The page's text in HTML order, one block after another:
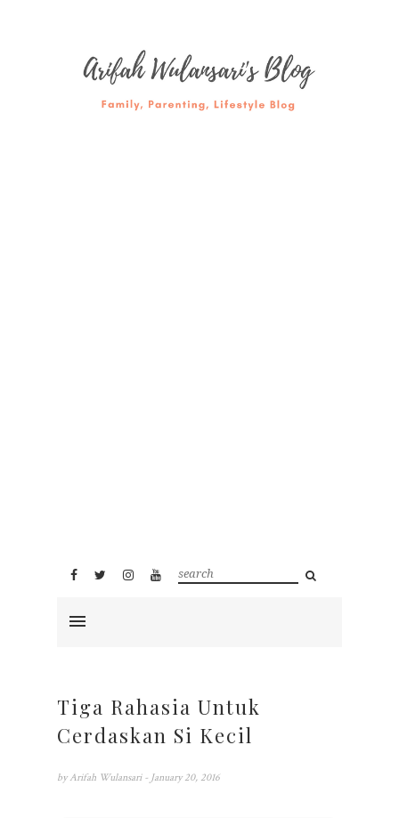
Tiga Rahasia Untuk
Cerdaskan Si Kecil
by Arifah Wulansari - January 20, 2016